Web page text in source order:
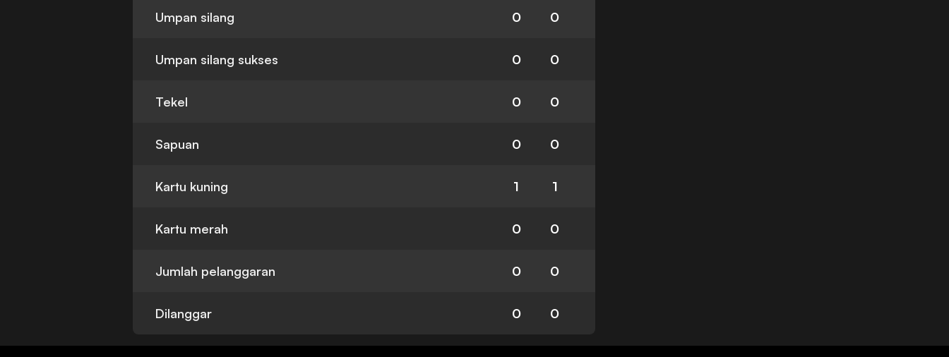
Umpan silang 0 0
Umpan silang sukses 0 0
Tekel 0 0
Sapuan 0 0
Kartu kuning 1 1
Kartu merah 0 0
Jumlah pelanggaran 0 0
Dilanggar 0 0